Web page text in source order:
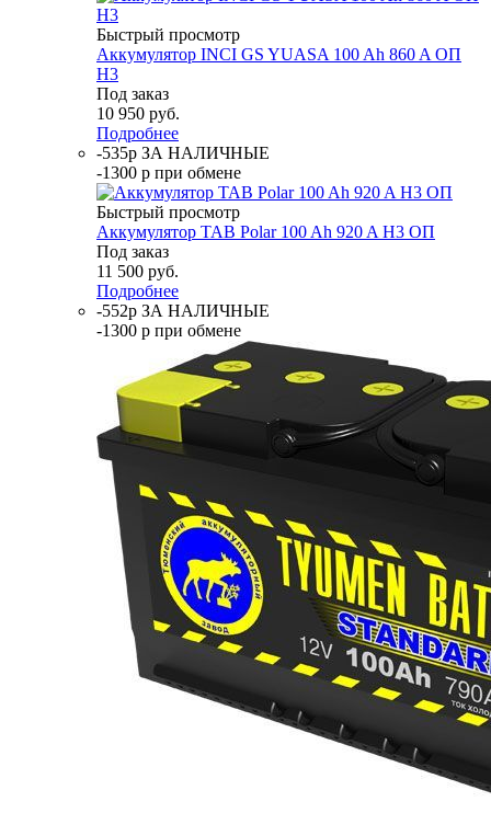
Быстрый просмотр
Аккумулятор INCI GS YUASA 100 Ah 860 A ОП
H3
Под заказ
10 950 руб.
Подробнее
-535р ЗА НАЛИЧНЫЕ
-1300 р при обмене
Быстрый просмотр
Аккумулятор TAB Polar 100 Ah 920 A H3 ОП
Под заказ
11 500 руб.
Подробнее
-552р ЗА НАЛИЧНЫЕ
-1300 р при обмене